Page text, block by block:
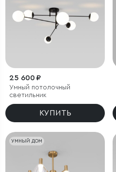
25 600 ₽
Умный потолочный
светильник
КУПИТЬ
УМНЫЙ ДОМ